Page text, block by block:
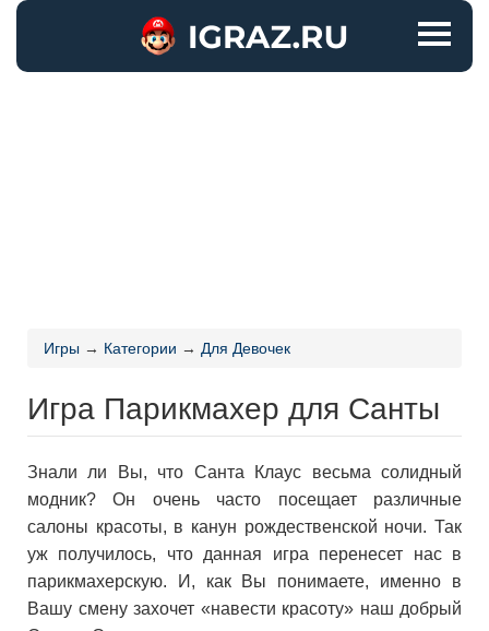
Игры → Категории → Для Девочек
Игра Парикмахер для Санты
Знали ли Вы, что Санта Клаус весьма солидный
модник? Он очень часто посещает различные
салоны красоты, в канун рождественской ночи. Так
уж получилось, что данная игра перенесет нас в
парикмахерскую. И, как Вы понимаете, именно в
Вашу смену захочет «навести красоту» наш добрый